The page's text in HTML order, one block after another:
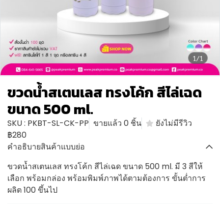
1/1
ขวดน้ำสเตนเลส ทรงโค้ก สีไล่เฉด
ขนาด 500 ml.
SKU : PKBT-SL-CK-PP ขายแล้ว 0 ชิ้น
ยังไม่มีรีวิว
฿280
คำอธิบายสินค้าแบบย่อ
ขวดน้ำสเตนเลส ทรงโค้ก สีไล่เฉด ขนาด 500 ml. มี 3 สีให้
เลือก พร้อมกล่อง พร้อมพิมพ์ภาพได้ตามต้องการ ขั้นต่ำการ
ผลิต 100 ขึ้นไป